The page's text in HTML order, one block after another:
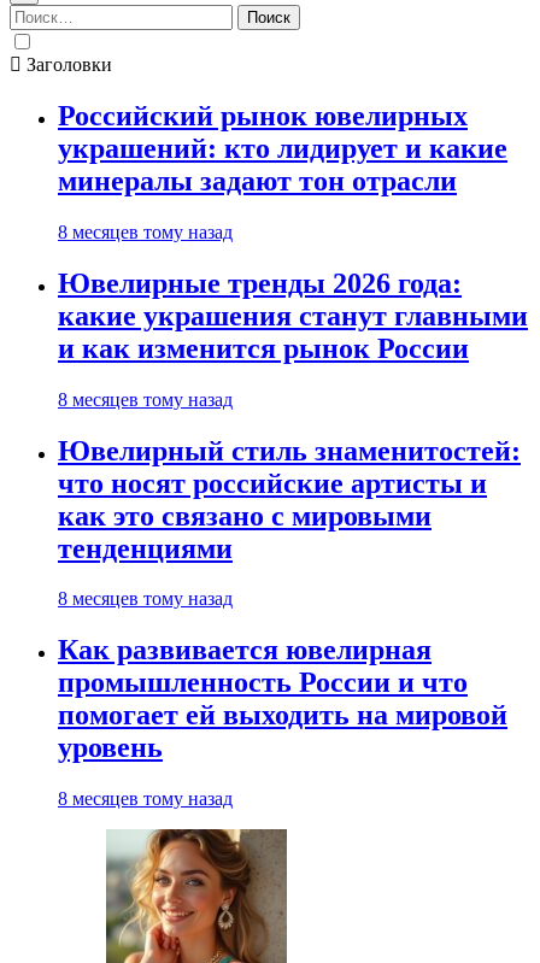
Найти:
Заголовки
Российский рынок ювелирных
украшений: кто лидирует и какие
минералы задают тон отрасли
8 месяцев тому назад
Ювелирные тренды 2026 года:
какие украшения станут главными
и как изменится рынок России
8 месяцев тому назад
Ювелирный стиль знаменитостей:
что носят российские артисты и
как это связано с мировыми
тенденциями
8 месяцев тому назад
Как развивается ювелирная
промышленность России и что
помогает ей выходить на мировой
уровень
8 месяцев тому назад